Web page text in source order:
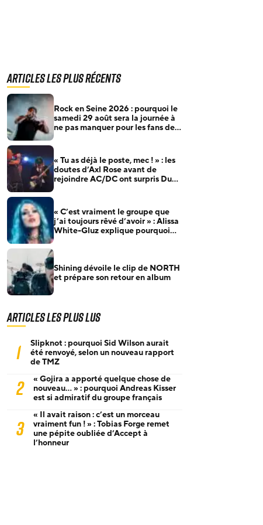
Articles les plus récents
Rock en Seine 2026 : pourquoi le
samedi 29 août sera la journée à
ne pas manquer pour les fans de
« Tu as déjà le poste, mec ! » : les
doutes d’Axl Rose avant de
rejoindre AC/DC ont surpris Duff
« C’est vraiment le groupe que
j’ai toujours rêvé d’avoir » : Alissa
White-Gluz explique pourquoi
Shining dévoile le clip de NORTH
et prépare son retour en album
Articles les plus lus
1
Slipknot : pourquoi Sid Wilson aurait
été renvoyé, selon un nouveau rapport
de TMZ
2
« Gojira a apporté quelque chose de
nouveau… » : pourquoi Andreas Kisser
est si admiratif du groupe français
3
« Il avait raison : c’est un morceau
vraiment fun ! » : Tobias Forge remet
une pépite oubliée d’Accept à
l’honneur